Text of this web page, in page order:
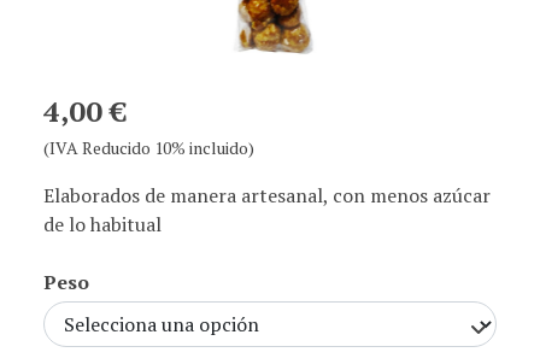
4,00 €
(IVA Reducido 10% incluido)
Elaborados de manera artesanal, con menos azúcar
de lo habitual
Peso